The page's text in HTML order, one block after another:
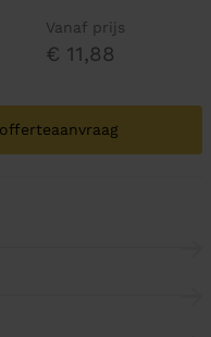
Vanaf prijs
€ 11,88